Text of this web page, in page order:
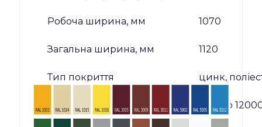
Робоча ширина, мм 1070
Загальна ширина, мм 1120
Тип покриття цинк,
Довжина листа, мм 300 до